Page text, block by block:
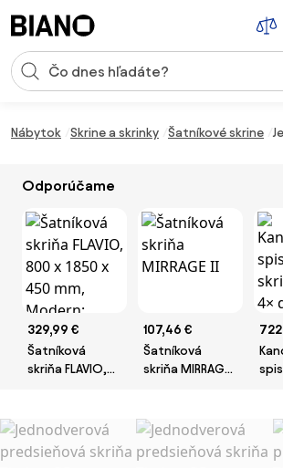
Vstup pre vyhľadávanie
Nábytok Skrine a skrinky Šatníkové skrine
Odporúčame
329,99 €
Šatníková
skriňa FLAVIO,
Modern:
červený farba
107,46 €
Šatníková
skriňa MIRRAGE